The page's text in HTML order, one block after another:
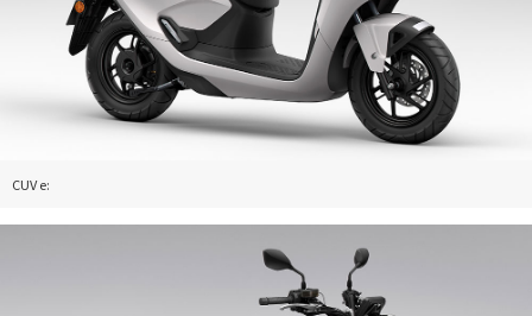
CUV e: